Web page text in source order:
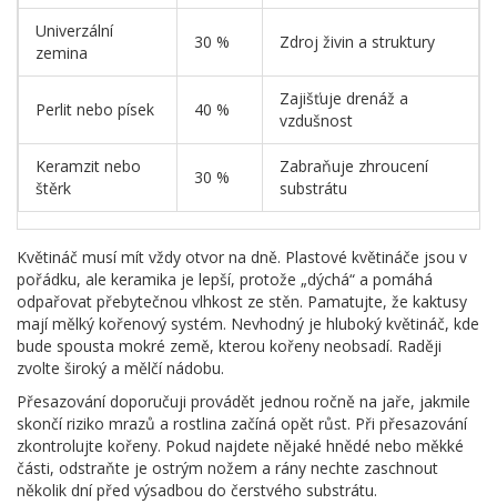
Univerzální
zemina
30 % Zdroj živin a struktury
Perlit nebo písek 40 %
Zajišťuje drenáž a
vzdušnost
Keramzit nebo
štěrk
30 %
Zabraňuje zhroucení
substrátu
Květináč musí mít vždy otvor na dně. Plastové květináče jsou v
pořádku, ale keramika je lepší, protože „dýchá“ a pomáhá
odpařovat přebytečnou vlhkost ze stěn. Pamatujte, že kaktusy
mají mělký kořenový systém. Nevhodný je hluboký květináč, kde
bude spousta mokré země, kterou kořeny neobsadí. Raději
zvolte široký a mělčí nádobu.
Přesazování doporučuji provádět jednou ročně na jaře, jakmile
skončí riziko mrazů a rostlina začíná opět růst. Při přesazování
zkontrolujte kořeny. Pokud najdete nějaké hnědé nebo měkké
části, odstraňte je ostrým nožem a rány nechte zaschnout
několik dní před výsadbou do čerstvého substrátu.